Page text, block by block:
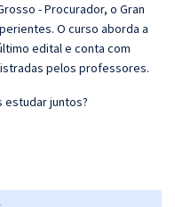
- Procurador, o Gran
O curso aborda a
edital e conta com
pelos professores.
estudar juntos?